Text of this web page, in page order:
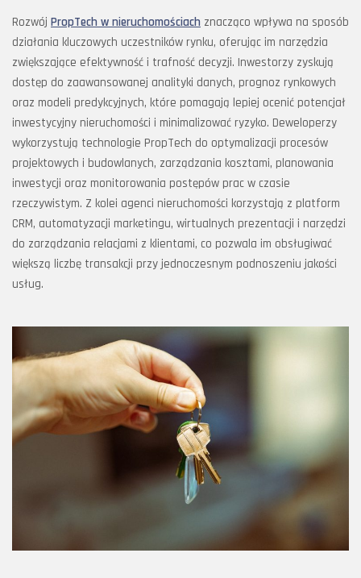
Rozwój PropTech w nieruchomościach znacząco wpływa na sposób
działania kluczowych uczestników rynku, oferując im narzędzia
zwiększające efektywność i trafność decyzji. Inwestorzy zyskują
dostęp do zaawansowanej analityki danych, prognoz rynkowych
oraz modeli predykcyjnych, które pomagają lepiej ocenić potencjał
inwestycyjny nieruchomości i minimalizować ryzyko. Deweloperzy
wykorzystują technologie PropTech do optymalizacji procesów
projektowych i budowlanych, zarządzania kosztami, planowania
inwestycji oraz monitorowania postępów prac w czasie
rzeczywistym. Z kolei agenci nieruchomości korzystają z platform
CRM, automatyzacji marketingu, wirtualnych prezentacji i narzędzi
do zarządzania relacjami z klientami, co pozwala im obsługiwać
większą liczbę transakcji przy jednoczesnym podnoszeniu jakości
usług.